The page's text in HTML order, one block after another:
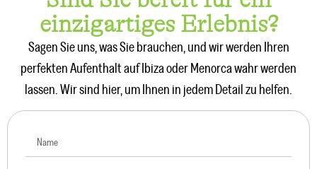
einzigartiges Erlebnis?
Sagen Sie uns, was Sie brauchen, und wir werden Ihren
perfekten Aufenthalt auf Ibiza oder Menorca wahr werden
lassen. Wir sind hier, um Ihnen in jedem Detail zu helfen.